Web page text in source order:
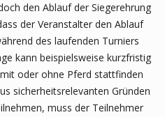
den Ablauf der Siegerehrung
der Veranstalter den Ablauf
des laufenden Turniers
kann beispielsweise kurzfristig
oder ohne Pferd stattfinden
sicherheitsrelevanten Gründen
muss der Teilnehmer